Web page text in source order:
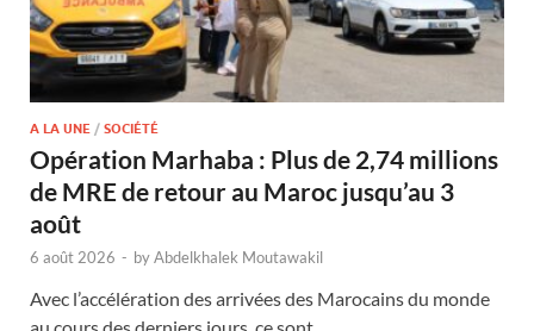
A LA UNE / SOCIÉTÉ
Opération Marhaba : Plus de 2,74 millions
de MRE de retour au Maroc jusqu’au 3
août
6 août 2026 - byAbdelkhalek Moutawakil
Avec l’accélération des arrivées des Marocains du monde